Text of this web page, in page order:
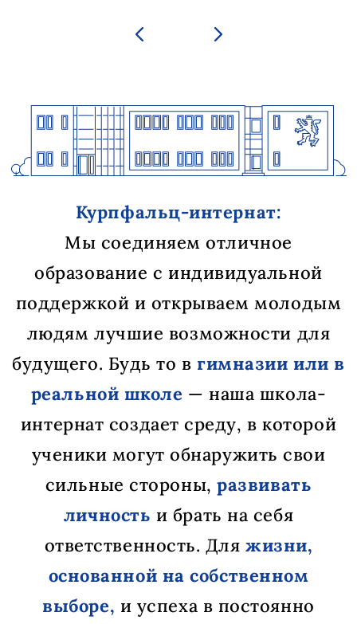
Курпфальц-интернат:
Мы соединяем отличное
образование с индивидуальной
поддержкой и открываем молодым
людям лучшие возможности для
будущего. Будь то в гимназии или в
реальной школе — наша школа-
интернат создает среду, в которой
ученики могут обнаружить свои
сильные стороны,развивать
личность и брать на себя
ответственность. Дляжизни,
основанной на собственном
выборе, и успеха в постоянно